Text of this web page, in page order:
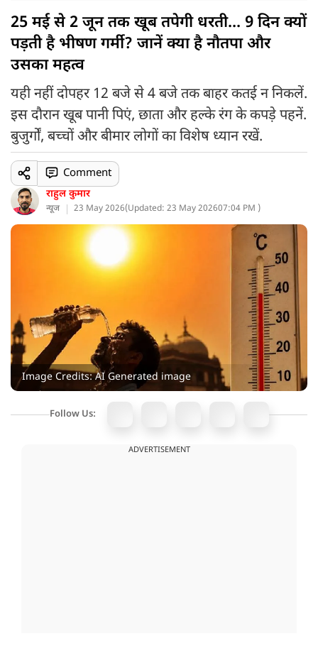
25 मई से 2 जून तक खूब तपेगी धरती... 9 दिन क्यों
पड़ती है भीषण गर्मी? जानें क्या है नौतपा और
उसका महत्व
यही नहीं दोपहर 12 बजे से 4 बजे तक बाहर कतई न निकलें.
इस दौरान खूब पानी पिएं, छाता और हल्के रंग के कपड़े पहनें.
बुजुर्गों, बच्चों और बीमार लोगों का विशेष ध्यान रखें.
राहुल कुमार
न्यूज 23 May 2026(Updated: 23 May 202607:04 PM )
Comment
Image Credits: AI Generated image
Follow Us:
ADVERTISEMENT